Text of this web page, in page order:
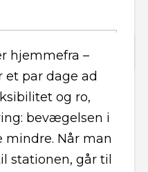
hjemmefra –
et par dage ad
og ro,
bevægelsen i
mindre. Når man
stationen, går til